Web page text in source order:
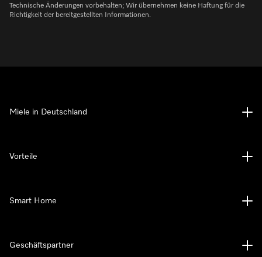
Technische Änderungen vorbehalten; Wir übernehmen keine Haftung für die
Richtigkeit der bereitgestellten Informationen.
Miele in Deutschland
Vorteile
Smart Home
Geschäftspartner